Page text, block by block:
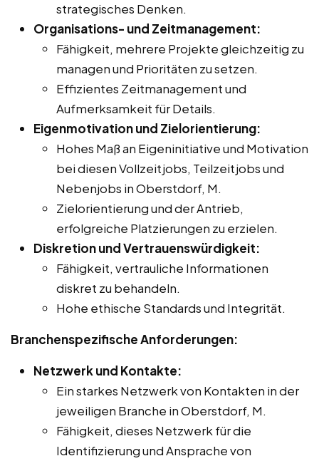
strategisches Denken.
Organisations- und Zeitmanagement:
Fähigkeit, mehrere Projekte gleichzeitig zu
managen und Prioritäten zu setzen.
Effizientes Zeitmanagement und
Aufmerksamkeit für Details.
Eigenmotivation und Zielorientierung:
Hohes Maß an Eigeninitiative und Motivation
bei diesen Vollzeitjobs, Teilzeitjobs und
Nebenjobs in Oberstdorf, M.
Zielorientierung und der Antrieb,
erfolgreiche Platzierungen zu erzielen.
Diskretion und Vertrauenswürdigkeit:
Fähigkeit, vertrauliche Informationen
diskret zu behandeln.
Hohe ethische Standards und Integrität.
Branchenspezifische Anforderungen:
Netzwerk und Kontakte:
Ein starkes Netzwerk von Kontakten in der
jeweiligen Branche in Oberstdorf, M.
Fähigkeit, dieses Netzwerk für die
Identifizierung und Ansprache von